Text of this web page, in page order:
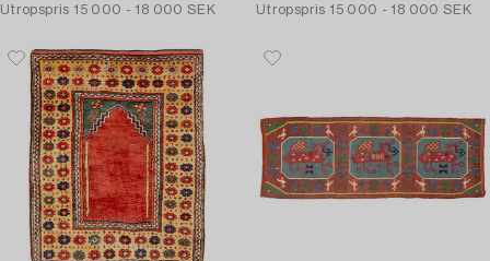
Utropspris 15 000 - 18 000 SEK
Utropspris 15 000 - 18 000 SEK